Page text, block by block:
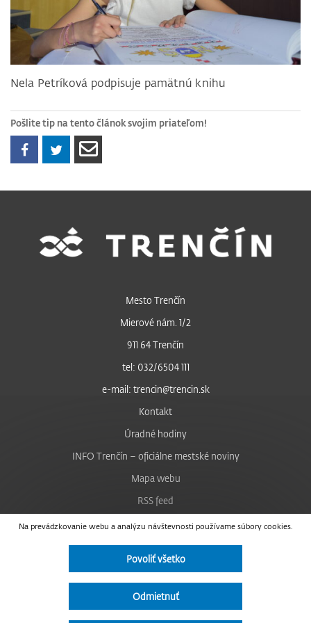
Nela Petríková podpisuje pamätnú knihu
Pošlite tip na tento článok svojim priateľom!
Na prevádzkovanie webu a analýzu návštevnosti používame súbory cookies.
Povoliť všetko
Odmietnuť
Mesto Trenčín
Mierové nám. 1/2
911 64 Trenčín
tel: 032/6504 111
e-mail: trencin@trencin.sk
Kontakt
Úradné hodiny
INFO Trenčín – oficiálne mestské noviny
Mapa webu
RSS feed
Nastavenie cookies
Facebook
Instagram
Vyhlásenie o prístupnosti